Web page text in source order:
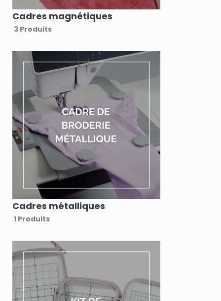
Cadres magnétiques
3 Produits
Cadres métalliques
1 Produits